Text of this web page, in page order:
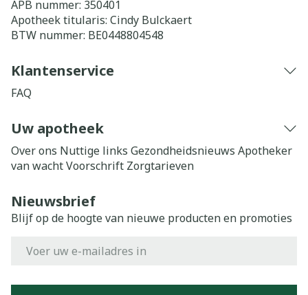
APB nummer: 350401
Apotheek titularis: Cindy Bulckaert
BTW nummer: BE0448804548
Klantenservice
FAQ
Uw apotheek
Over ons Nuttige links Gezondheidsnieuws Apotheker
van wachtVoorschrift Zorgtarieven
Nieuwsbrief
Blijf op de hoogte van nieuwe producten en promoties